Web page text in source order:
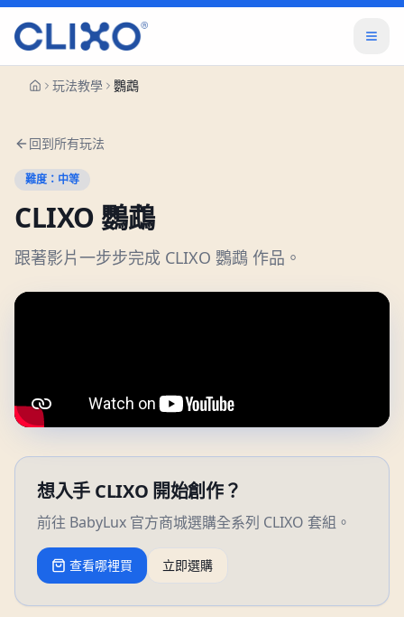
玩法教學 鸚鵡
回到所有玩法
難度： 中等
CLIXO 鸚鵡
跟著影片一步步完成 CLIXO 鸚鵡 作品。
想入手 CLIXO 開始創作？
前往 BabyLux 官方商城選購全系列 CLIXO 套組。
查看哪裡買 立即選購